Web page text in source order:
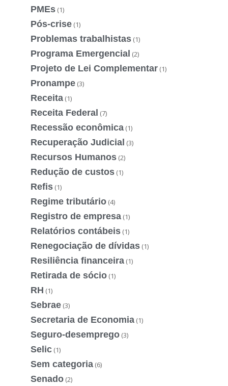
PMEs (1)
Pós-crise (1)
Problemas trabalhistas (1)
Programa Emergencial (2)
Projeto de Lei Complementar (1)
Pronampe (3)
Receita (1)
Receita Federal (7)
Recessão econômica (1)
Recuperação Judicial (3)
Recursos Humanos (2)
Redução de custos (1)
Refis (1)
Regime tributário (4)
Registro de empresa (1)
Relatórios contábeis (1)
Renegociação de dívidas (1)
Resiliência financeira (1)
Retirada de sócio (1)
RH (1)
Sebrae (3)
Secretaria de Economia (1)
Seguro-desemprego (3)
Selic (1)
Sem categoria (6)
Senado (2)